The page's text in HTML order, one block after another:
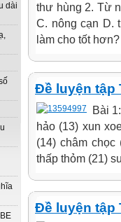
dài
thư hùng 2. Từ
C. nông cạn D.
làm cho tốt
Đề luyện tập
Bài
hảo (13) xun
(14) châm
thấp thỏm (21)
Đề luyện tập